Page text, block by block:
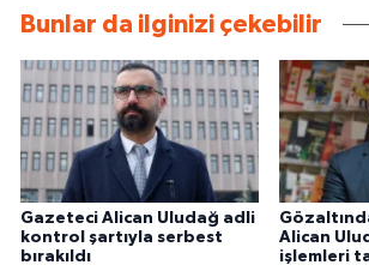
Bunlar da ilginizi çekebilir
Gazeteci Alican Uludağ adli
kontrol şartıyla serbest
bırakıldı
Alican
işlemleri